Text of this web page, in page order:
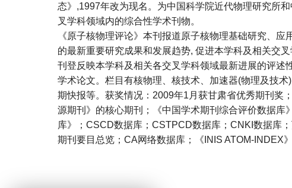
态》,1997年改为现名。为中国科学院近代物理研究所
叉学科领域内的综合性学术刊物。
《原子核物理评论》本刊报道原子核物理基础研究、
的最新重要研究成果和发展趋势, 促进本学科及相关交
刊登反映本学科及相关各交叉学科领域最新进展的评述
学术论文。栏目有核物理、核技术、加速器(物理及技
期快报等。获奖情况：2009年1月获甘肃省优秀期刊奖
源期刊》的核心期刊；《中国学术期刊综合评价数据库
库》；CSCD数据库；CSTPCD数据库；CNKI数据库
期刊要目总览；CA网络数据库；《INIS ATOM-INDEX